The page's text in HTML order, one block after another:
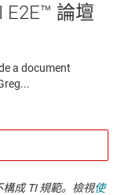
E2E™ 論壇
成 TI 規範。檢視使